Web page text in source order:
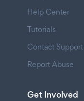
Help Center
Tutorials
Contact Support
Report Abuse
Get Involved